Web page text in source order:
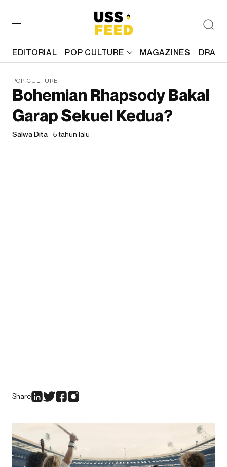
EDITORIAL POP CULTURE MAGAZINES
POP CULTURE
Bohemian Rhapsody Bakal
Garap Sekuel Kedua?
Salwa Dita 5 tahun lalu
Share